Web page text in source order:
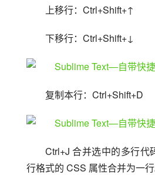
上移行：Ctrl+Shift+↑
下移行：Ctrl+Shift+↓
复制本行：Ctrl+Shift+D
Ctrl+J 合并选中的多行代
行格式的 CSS 属性合并为一行